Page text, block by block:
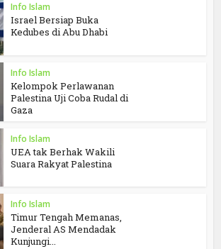
Info Islam
Israel Bersiap Buka
Kedubes di Abu Dhabi
Info Islam
Kelompok Perlawanan
Palestina Uji Coba Rudal di
Gaza
Info Islam
UEA tak Berhak Wakili
Suara Rakyat Palestina
Info Islam
Timur Tengah Memanas,
Jenderal AS Mendadak
Kunjungi...